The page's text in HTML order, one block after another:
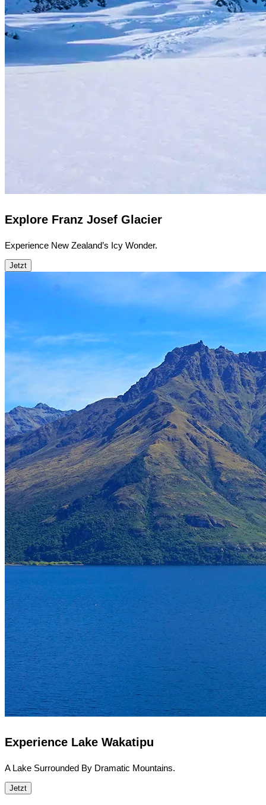
Explore Franz Josef Glacier
Experience New Zealand’s Icy Wonder.
Jetzt
Experience Lake Wakatipu
A Lake Surrounded By Dramatic Mountains.
Jetzt